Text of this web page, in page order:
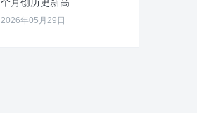
2026年05月29日